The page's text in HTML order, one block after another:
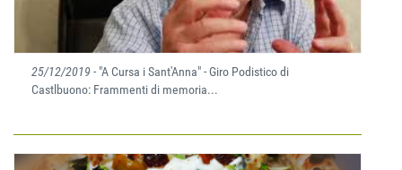
25/12/2019- "A Cursa i Sant'Anna" - Giro Podistico di
Castlbuono: Frammenti di memoria...